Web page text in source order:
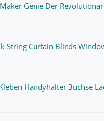
Genie Der
String Curtain Blinds
Handyhalter Buchse